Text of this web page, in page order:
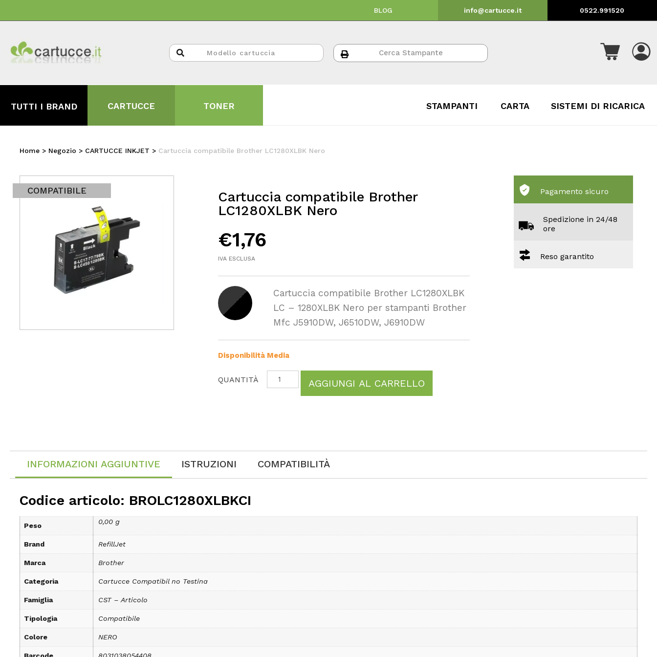
BLOG info@cartucce.it 0522.991520
TUTTI I BRAND CARTUCCE TONER STAMPANTI CARTA SISTEMI DI RICARICA
Home > Negozio > CARTUCCE INKJET > Cartuccia compatibile Brother LC1280XLBK Nero
COMPATIBILE
Cartuccia compatibile Brother
LC1280XLBK Nero
€1,76
IVA ESCLUSA
Cartuccia compatibile Brother LC1280XLBK
LC – 1280XLBK Nero per stampanti Brother
Mfc J5910DW, J6510DW, J6910DW
Disponibilità Media
AGGIUNGI AL CARRELLO
Pagamento sicuro
Spedizione in 24/48
ore
Reso garantito
INFORMAZIONI AGGIUNTIVE ISTRUZIONI COMPATIBILITÀ
Codice articolo: BROLC1280XLBKCI
Peso 0,00 g
Brand RefillJet
Marca Brother
Categoria Cartucce Compatibil no Testina
Famiglia CST – Articolo
Tipologia Compatibile
Colore NERO